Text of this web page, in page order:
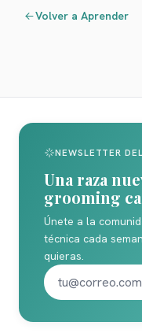
Volver a Aprender
NEWSLETTER
Una raza
grooming
Únete a la
técnica cada
quieras.